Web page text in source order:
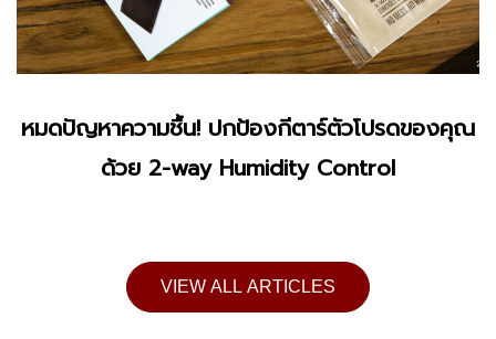
หมดปัญหาความชื้น! ปกป้องกีตาร์ตัวโปรดของคุณ
ด้วย 2-way Humidity Control
VIEW ALL ARTICLES